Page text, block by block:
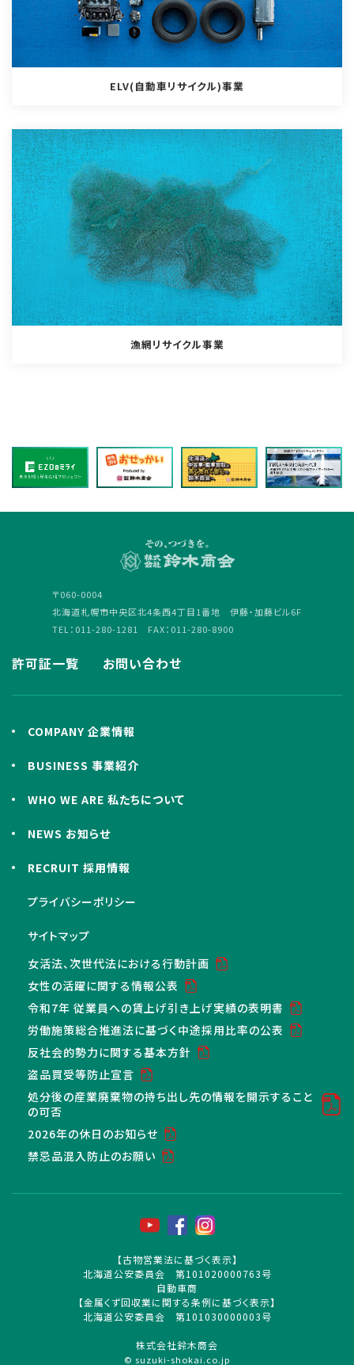
ELV(自動車リサイクル)事業
漁網リサイクル事業
〒060-0004
北海道札幌市中央区北4条西4丁目1番地 伊藤・加藤ビル6F
TEL：011-280-1281 FAX：011-280-8900
許可証一覧 お問い合わせ
COMPANY 企業情報
BUSINESS 事業紹介
WHO WE ARE 私たちについて
NEWS お知らせ
RECRUIT 採用情報
プライバシーポリシー
サイトマップ
女活法、次世代法における行動計画
女性の活躍に関する情報公表
令和7年 従業員への賃上げ引き上げ実績の表明書
労働施策総合推進法に基づく中途採用比率の公表
反社会的勢力に関する基本方針
盗品買受等防止宣言
処分後の産業廃棄物の持ち出し先の情報を開示すること
の可否
2026年の休日のお知らせ
禁忌品混入防止のお願い
【古物営業法に基づく表示】
北海道公安委員会 第101020000763号
自動車商
【金属くず回収業に関する条例に基づく表示】
北海道公安委員会 第101030000003号
株式会社鈴木商会
© suzuki-shokai.co.jp